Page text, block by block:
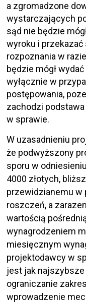
a zgromadzone
wystarczających
sąd nie będzie
wyroku i
rozpoznania w
będzie mógł
wyłącznie w
postępowania,
zachodzi
w sprawie.
W uzasadnieniu
że podwyższony
sporu w
4000 złotych,
przewidzianemu w
roszczeń, a
wartością
wynagrodzeniem
miesięcznym
projektodawcy w
jest jak
ograniczanie
wprowadzenie